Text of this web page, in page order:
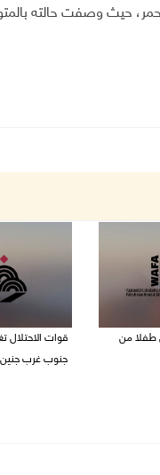
حيث وصفت حالته
طفلا من
قوات الاحتلال
جنوب غرب جنين